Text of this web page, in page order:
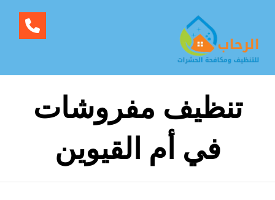
تنظيف مفروشات
في أم القيوين